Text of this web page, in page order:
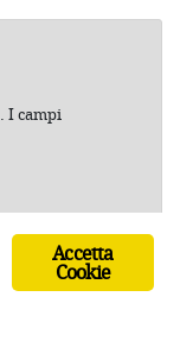
I campi
Accetta
Cookie